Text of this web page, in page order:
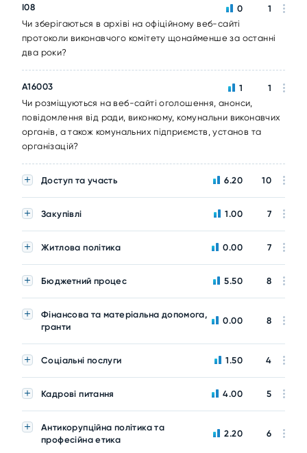
I08
Чи зберігаються в архіві на офіційному веб-сайті
протоколи виконавчого комітету щонайменше за останні
два роки?
0 1
A16003
Чи розміщуються на веб-сайті оголошення, анонси,
повідомлення від ради, виконкому, комунальни виконавчих
органів, а також комунальних підприємств, установ та
організацій?
1 1
Доступ та участь 6.20 10
Закупівлі 1.00 7
Житлова політика 0.00 7
Бюджетний процес 5.50 8
Фінансова та матеріальна допомога,
гранти
0.00 8
Соціальні послуги 1.50 4
Кадрові питання 4.00 5
Антикорупційна політика та
професійна етика
2.20 6